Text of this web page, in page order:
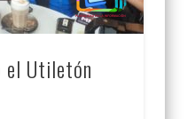
el Utiletón